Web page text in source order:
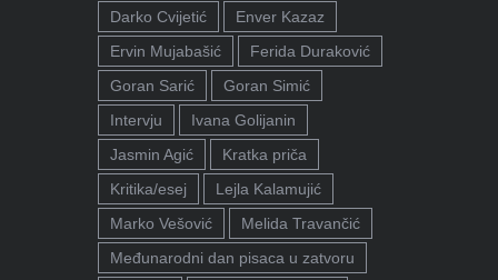
Darko Cvijetić
Enver Kazaz
Ervin Mujabašić
Ferida Duraković
Goran Sarić
Goran Simić
Intervju
Ivana Golijanin
Jasmin Agić
Kratka priča
Kritika/esej
Lejla Kalamujić
Marko Vešović
Melida Travančić
Međunarodni dan pisaca u zatvoru